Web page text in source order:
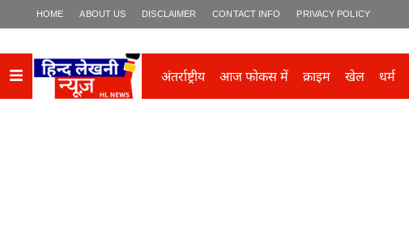
HOME ABOUT US DISCLAIMER CONTACT INFO PRIVACY POLICY
अंतर्राष्ट्रीय आज फोकस में क्राइम खेल धर्म